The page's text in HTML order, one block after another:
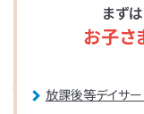
まず
お子さ
放課後等デイサー